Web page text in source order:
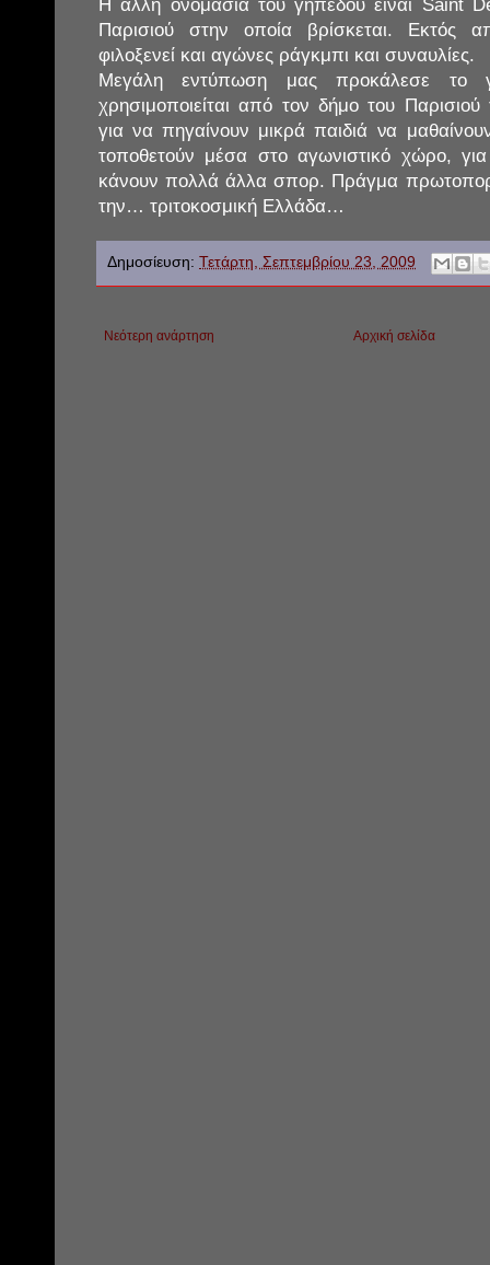
Η άλλη ονομασία του γηπέδου είναι Saint
Παρισιού στην οποία βρίσκεται. Εκτός
φιλοξενεί και αγώνες ράγκμπι και συναυλίες.
Μεγάλη εντύπωση μας προκάλεσε το
χρησιμοποιείται από τον δήμο του Παρισιού
για να πηγαίνουν μικρά παιδιά να
τοποθετούν μέσα στο αγωνιστικό χώρο,
κάνουν πολλά άλλα σπορ. Πράγμα
την… τριτοκοσμική Ελλάδα…
Δημοσίευση: Τετάρτη, Σεπτεμβρίου 23, 2009
Νεότερη ανάρτηση Αρχική σελίδα